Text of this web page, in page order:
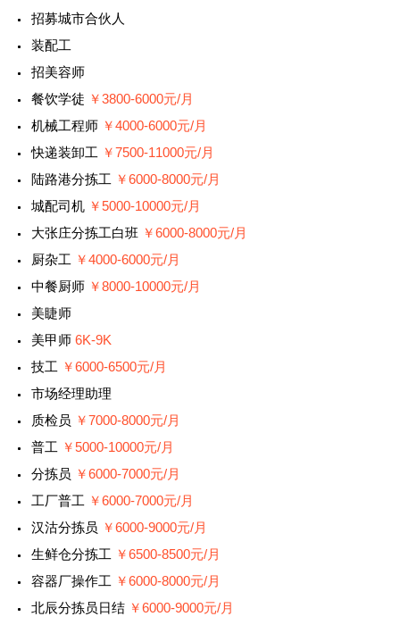
招募城市合伙人
装配工
招美容师
餐饮学徒 ￥3800-6000元/月
机械工程师 ￥4000-6000元/月
快递装卸工 ￥7500-11000元/月
陆路港分拣工 ￥6000-8000元/月
城配司机 ￥5000-10000元/月
大张庄分拣工白班 ￥6000-8000元/月
厨杂工 ￥4000-6000元/月
中餐厨师 ￥8000-10000元/月
美睫师
美甲师 6K-9K
技工 ￥6000-6500元/月
市场经理助理
质检员 ￥7000-8000元/月
普工 ￥5000-10000元/月
分拣员 ￥6000-7000元/月
工厂普工 ￥6000-7000元/月
汉沽分拣员 ￥6000-9000元/月
生鲜仓分拣工 ￥6500-8500元/月
容器厂操作工 ￥6000-8000元/月
北辰分拣员日结 ￥6000-9000元/月